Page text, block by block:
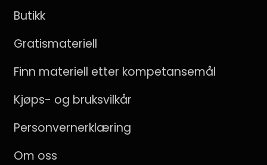
Butikk
Gratismateriell
Finn materiell etter kompetansemål
Kjøps- og bruksvilkår
Personvernerklæring
Om oss